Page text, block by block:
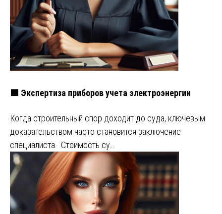
🟩 Экспертиза приборов учета электроэнергии
Когда строительный спор доходит до суда, ключевым
доказательством часто становится заключение
специалиста. Стоимость су…